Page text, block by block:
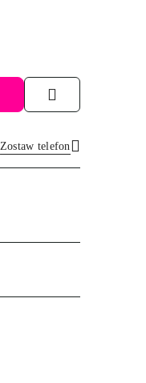
Zostaw telefon
Wyślij